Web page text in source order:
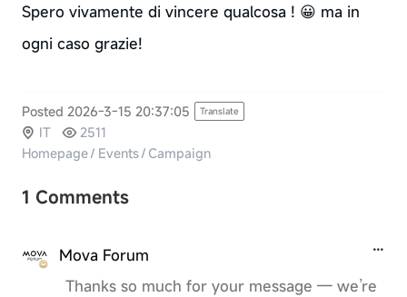
Spero vivamente di vincere qualcosa ! 😀 ma in
ogni caso grazie!
Posted 2026-3-15 20:37:05 Translate
IT
2511
Homepage/ Events/ Campaign
1 Comments
Mova Forum
Thanks so much for your message — we’re